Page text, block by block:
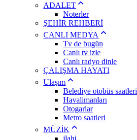
ADALET
Noterler
ŞEHİR REHBERİ
CANLI MEDYA
Tv de bugün
Canlı tv izle
Canlı radyo dinle
ÇALIŞMA HAYATI
Ulaşım
Belediye otobüs saatleri
Havalimanları
Otogarlar
Metro saatleri
MÜZİK
ilahi